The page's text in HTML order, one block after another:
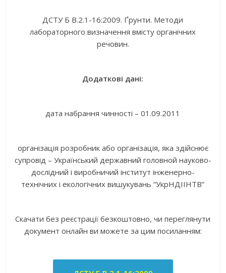
ДСТУ Б В.2.1-16:2009. Ґрунти. Методи
лабораторного визначення вмісту органічних
речовин.
Додаткові дані:
дата набрання чинності – 01.09.2011
організація розробник або організація, яка здійснює
супровід – Український державний головной науково-
дослідний і виробничий інститут інженерно-
технічних і екологічних вишукувань “УкрНДІІНТВ”
Скачати без реєстрації безкоштовно, чи переглянути
документ онлайн ви можете за цим посиланням: